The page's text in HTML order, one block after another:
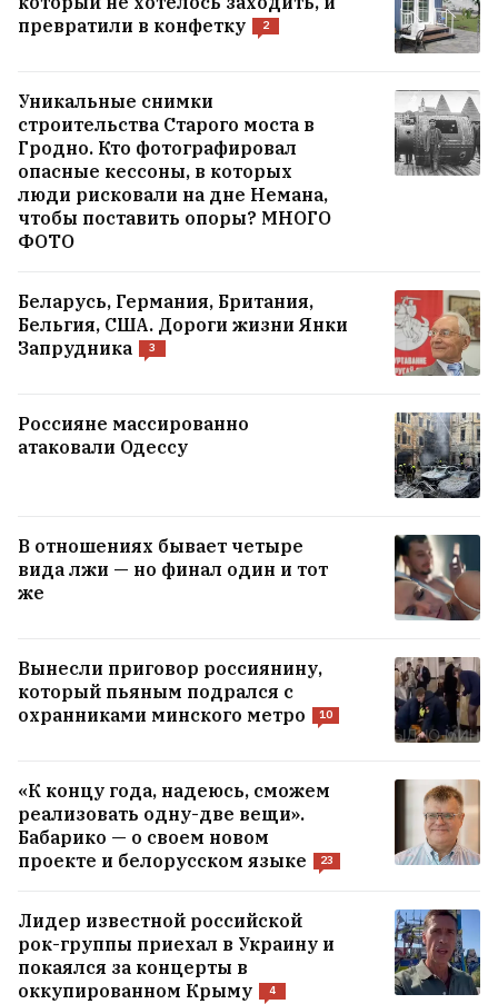
превратили в конфетку
2
Уникальные снимки
строительства Старого моста в
Гродно. Кто фотографировал
опасные кессоны, в которых
люди рисковали на дне Немана,
чтобы поставить опоры? МНОГО
ФОТО
Беларусь, Германия, Британия,
Бельгия, США. Дороги жизни Янки
Запрудника
3
Россияне массированно
атаковали Одессу
В отношениях бывает четыре
вида лжи — но финал один и тот
же
Вынесли приговор россиянину,
который пьяным подрался с
охранниками минского метро
10
«К концу года, надеюсь, сможем
реализовать одну-две вещи».
Бабарико — о своем новом
проекте и белорусском языке
23
Лидер известной российской
рок-группы приехал в Украину и
покаялся за концерты в
оккупированном Крыму
4
лидера для Кубы подобного Делси
ВСЕ НОВОСТИ →